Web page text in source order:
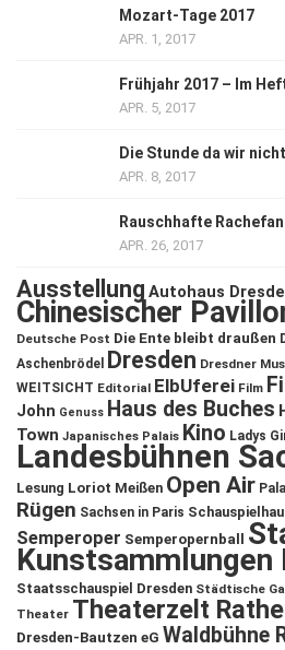
Mozart-Tage 2017
APR. 1, 2017
Frühjahr 2017 – Im
APR. 5, 2017
Die Stunde da wir
APR. 8, 2017
Rauschhafte
APR. 26, 2017
Ausstellung Autohaus
Chinesischer
Deutsche Post Die Ente bleibt draußen
Aschenbrödel
Dresden Dresdner
WEITSICHT Editorial ElbUferei Film
John Genuss Haus des Buches
Town Japanisches Palais Kino Ladys
Landesbühnen
Lesung Loriot Meißen Open Air
Rügen Sachsen in Paris
Semperoper Semperopernball
Kunstsammlungen
Staatsschauspiel Dresden Städtische
Theater Theaterzelt
Dresden-Bautzen eG Waldbühne